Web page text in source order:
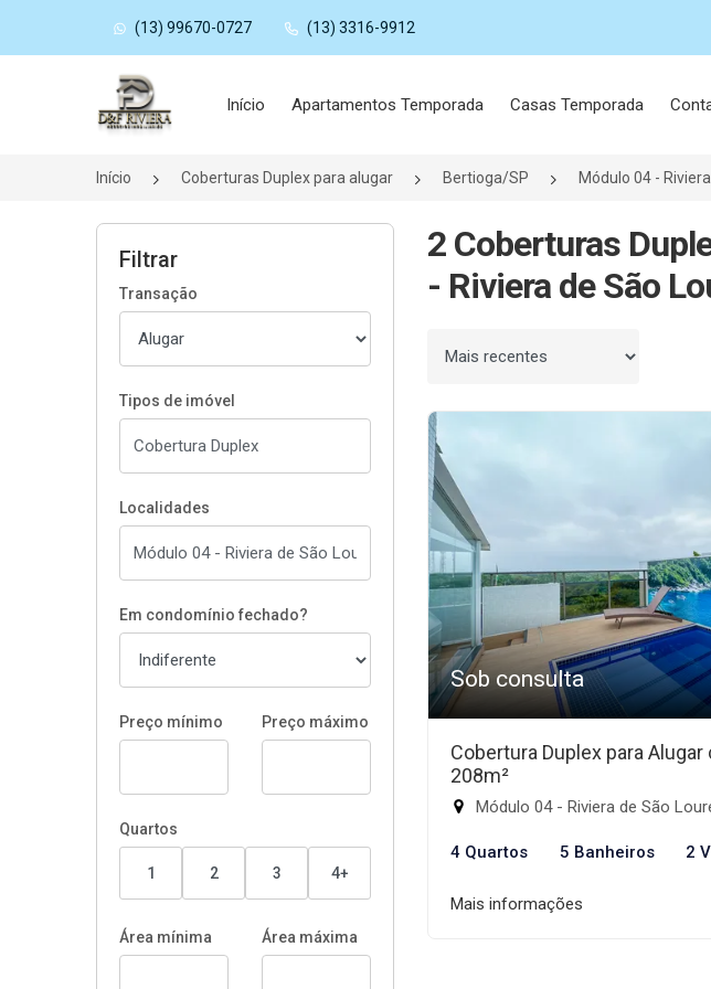
(13) 99670-0727 (13) 3316-9912
Página inicial
Início Apartamentos Temporada Casas Temporada
Início Coberturas Duplex para alugar Bertioga/SP Módulo 04 -
Filtrar
Transação
Tipos de imóvel
Localidades
Em condomínio fechado?
Preço mínimo Preço máximo
Quartos
1 2 3 4+
Área mínima Área máxima
2 Coberturas
- Riviera de São
Ordenar por
Sob consulta
Cobertura Duplex para
208m²
Módulo 04 - Riviera de São
4 Quartos 5 Banheiros 2
Mais informações